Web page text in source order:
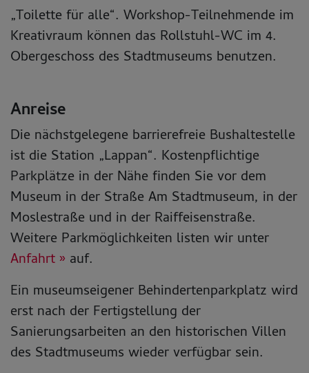
„Toilette für alle“. Workshop-Teilnehmende im
Kreativraum können das Rollstuhl-WC im 4.
Obergeschoss des Stadtmuseums benutzen.
Anreise
Die nächstgelegene barrierefreie Bushaltestelle
ist die Station „Lappan“. Kostenpflichtige
Parkplätze in der Nähe finden Sie vor dem
Museum in der Straße Am Stadtmuseum, in der
Moslestraße und in der Raiffeisenstraße.
Weitere Parkmöglichkeiten listen wir unter
Anfahrt » auf.
Ein museumseigener Behindertenparkplatz wird
erst nach der Fertigstellung der
Sanierungsarbeiten an den historischen Villen
des Stadtmuseums wieder verfügbar sein.